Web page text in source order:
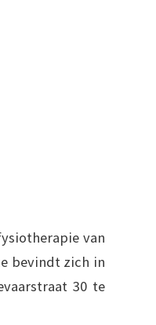
van
bevindt zich in
30 te